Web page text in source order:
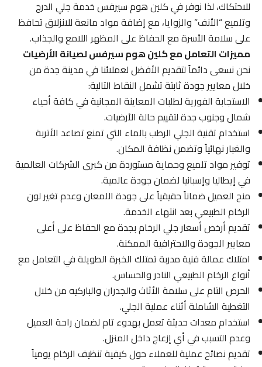
للاحتكاك، لذا نوفر في كلين هوم سيرفس خدمة جلي الدرج
وتلميع “الأنف” والزوايا، مع إضافة مواد مانعة للانزلاق تحافظ
على سلامة الأسرة مع الحفاظ على المظهر اللامع والجذاب.
مميزات التعامل مع كلين هوم سيرفس لصيانة الأرضيات
نحن نسعى دائماً لتقديم الأفضل لعملائنا في مدينة جدة من
خلال معايير جودة ثابتة تشمل النقاط التالية:
الاستجابة الفورية لطلبات المعاينة المجانية في كافة أحياء
شمال وجنوب جدة لتقييم حالة الأرضيات.
استخدام تقنية الجلي الرطب بالماء التي تمنع تصاعد الأتربة
والغبار نهائياً وتضمن نظافة المكان.
توفير مواد تلميع وحماية مستوردة من كبرى الشركات العالمية
في إيطاليا وإسبانيا لضمان جودة عالمية.
منح العميل ضماناً حقيقياً على جودة اللمعان وعدم تغير لون
الرخام الطبيعي بعد انتهاء الخدمة.
تقديم أرخص أسعار جلي الرخام بجدة مع الحفاظ على أعلى
معايير الجودة والاحترافية الممكنة.
امتلاك عمالة فنية مدربة تمتلك الخبرة الطويلة في التعامل مع
أنواع الرخام الطبيعي النادر والحساس.
الحرص التام على سلامة الأثاث والجدران والباركيه من خلال
التغطية الشاملة أثناء عملية الجلي.
استخدام معدات حديثة تعمل بهدوء تام لضمان راحة العميل
وعدم التسبب في أي إزعاج داخل المنزل.
تقديم نصائح عملية للعملاء حول كيفية تنظيف الرخام يومياً